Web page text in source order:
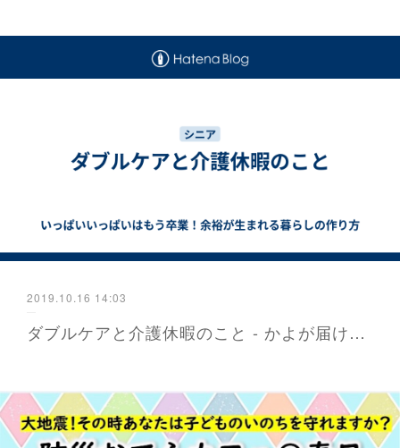
2019.10.16 14:03
ダブルケアと介護休暇のこと - かよが届ける防災と暮らし 福岡から